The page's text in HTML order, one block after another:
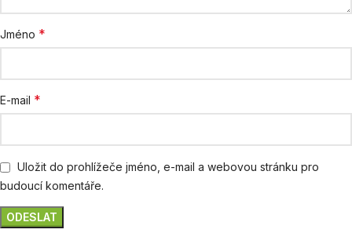
Jméno *
E-mail *
Uložit do prohlížeče jméno, e-mail a webovou stránku pro
budoucí komentáře.